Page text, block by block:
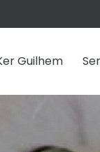
Guilhem